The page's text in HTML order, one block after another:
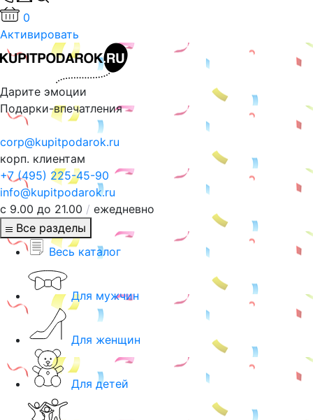
0
Активировать
Дарите эмоции
Подарки-впечатления
corp@kupitpodarok.ru
корп. клиентам
+7 (495) 225-45-90
info@kupitpodarok.ru
с 9.00 до 21.00 / ежедневно
Все разделы
Весь каталог
Для мужчин
Для женщин
Для детей